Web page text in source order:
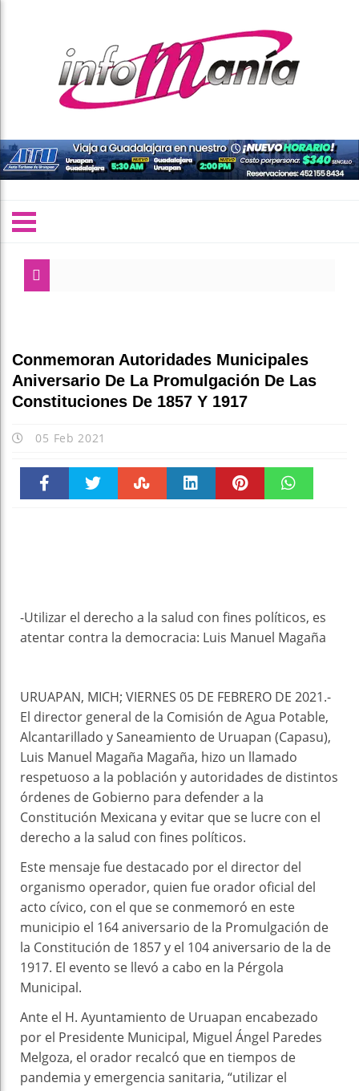
Conmemoran Autoridades Municipales
Aniversario De La Promulgación De Las
Constituciones De 1857 Y 1917
05 Feb 2021
-Utilizar el derecho a la salud con fines políticos, es
atentar contra la democracia: Luis Manuel Magaña
URUAPAN, MICH; VIERNES 05 DE FEBRERO DE 2021.-
El director general de la Comisión de Agua Potable,
Alcantarillado y Saneamiento de Uruapan (Capasu),
Luis Manuel Magaña Magaña, hizo un llamado
respetuoso a la población y autoridades de distintos
órdenes de Gobierno para defender a la
Constitución Mexicana y evitar que se lucre con el
derecho a la salud con fines políticos.
Este mensaje fue destacado por el director del
organismo operador, quien fue orador oficial del
acto cívico, con el que se conmemoró en este
municipio el 164 aniversario de la Promulgación de
la Constitución de 1857 y el 104 aniversario de la de
1917. El evento se llevó a cabo en la Pérgola
Municipal.
Ante el H. Ayuntamiento de Uruapan encabezado
por el Presidente Municipal, Miguel Ángel Paredes
Melgoza, el orador recalcó que en tiempos de
pandemia y emergencia sanitaria, “utilizar el